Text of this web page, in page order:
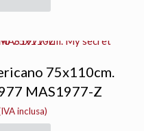
75x110cm.
MAS1977-Z
inclusa)